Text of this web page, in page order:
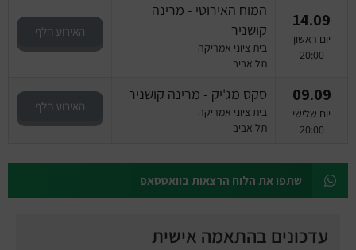
14.09
יום ראשון
20:00
המוח האירוטי - מרינה
קושניר
בית ציוני אמריקה
תל אביב
האירוע חלף
09.09
יום שלישי
20:00
סקס מג'יק - מרינה קושניר
בית ציוני אמריקה
תל אביב
האירוע חלף
שתפו את הלוח הרצאות בוואטסאפ
עדכונים בהתאמה אישית